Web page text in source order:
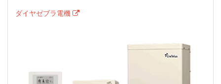
ダイヤゼブラ電機